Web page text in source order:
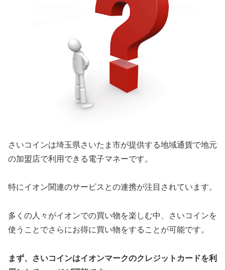
さいコインは埼玉県さいたま市が提供する地域通貨で地元
の加盟店で利用できる電子マネーです。
特にイオン関連のサービスとの連携が注目されています。
多くの人々がイオンでの買い物を楽しむ中、さいコインを
使うことでさらにお得に買い物をすることが可能です。
まず、さいコインはイオンマークのクレジットカードを利